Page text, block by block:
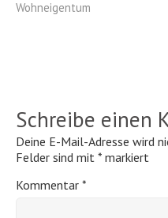
Wohneigentum
Schreibe einen
Deine E-Mail-Adresse wird
Felder sind mit * markiert
Kommentar *